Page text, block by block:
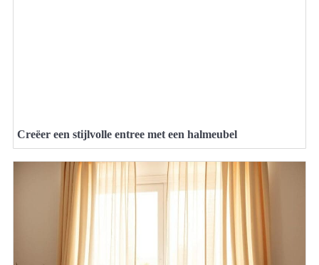
Creëer een stijlvolle entree met een halmeubel